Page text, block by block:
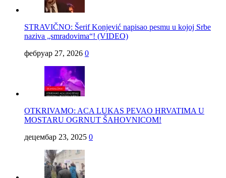
STRAVIČNO: Šerif Konjević napisao pesmu u kojoj Srbe
naziva „smradovima“! (VIDEO)
фебруар 27, 2026 0
OTKRIVAMO: ACA LUKAS PEVAO HRVATIMA U
MOSTARU OGRNUT ŠAHOVNICOM!
децембар 23, 2025 0